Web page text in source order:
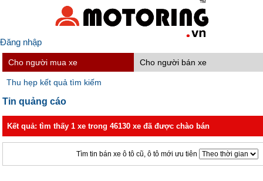
Đăng nhập
Cho người mua xe Cho người bán xe
Thu hẹp kết quả tìm kiếm
Tin quảng cáo
Kết quả: tìm thấy 1 xe trong 46130 xe đã được chào bán
Tìm tin bán xe ô tô cũ, ô tô mới ưu tiên